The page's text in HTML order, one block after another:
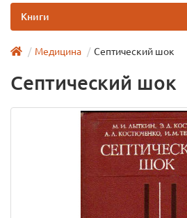
Книги
Медицина Септический шок
Септический шок